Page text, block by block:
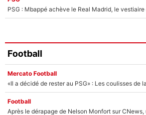
PSG : Mbappé achève le Real Madrid, le
Football
Mercato Football
Football